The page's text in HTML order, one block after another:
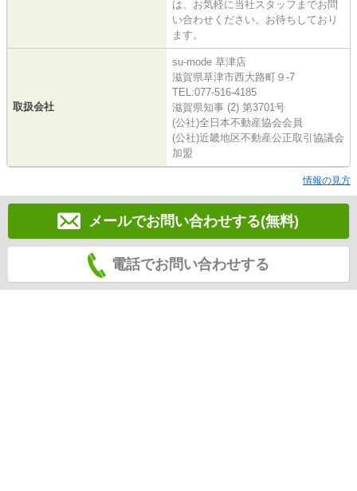
は、お気軽に当社スタッフまでお問
い合わせください。お待ちしており
ます。
取扱会社
su-mode 草津店
滋賀県草津市西大路町９-7
TEL:077-516-4185
滋賀県知事 (2) 第3701号
(公社)全日本不動産協会会員
(公社)近畿地区不動産公正取引協議会
加盟
情報の見方
メールでお問い合わせする(無料)
電話でお問い合わせする